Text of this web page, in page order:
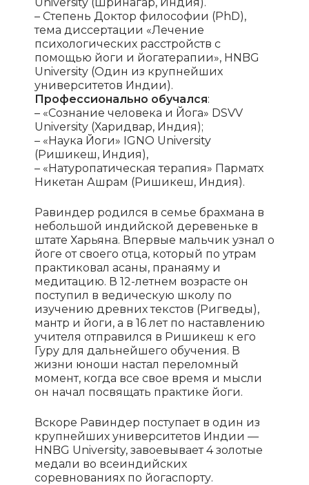
– Степень Доктор философии (PhD),
тема диссертации «Лечение
психологических расстройств с
помощью йоги и йогатерапии», HNBG
University (Один из крупнейших
университетов Индии).
Профессионально обучался:
– «Сознание человека и Йога» DSVV
University (Харидвар, Индия);
– «Наука Йоги» IGNO University
(Ришикеш, Индия),
– «Натуропатическая терапия» Парматх
Никетан Ашрам (Ришикеш, Индия).
Равиндер родился в семье брахмана в
небольшой индийской деревеньке в
штате Харьяна. Впервые мальчик узнал о
йоге от своего отца, который по утрам
практиковал асаны, пранаяму и
медитацию. В 12-летнем возрасте он
поступил в ведическую школу по
изучению древних текстов (Ригведы),
мантр и йоги, а в 16 лет по наставлению
учителя отправился в Ришикеш к его
Гуру для дальнейшего обучения. В
жизни юноши настал переломный
момент, когда все свое время и мысли
он начал посвящать практике йоги.
Вскоре Равиндер поступает в один из
крупнейших университетов Индии —
HNBG University, завоевывает 4 золотые
медали во всеиндийских
соревнованиях по йогаспорту.